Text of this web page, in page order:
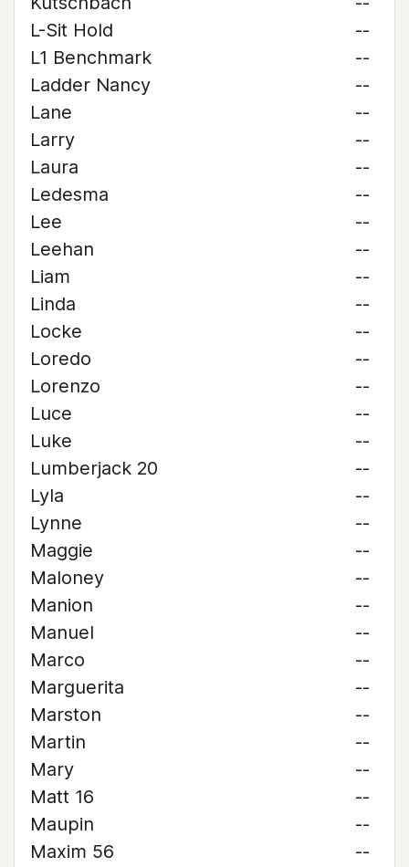
L-Sit Hold
--
L1 Benchmark
--
Ladder Nancy
--
Lane
--
Larry
--
Laura
--
Ledesma
--
Lee
--
Leehan
--
Liam
--
Linda
--
Locke
--
Loredo
--
Lorenzo
--
Luce
--
Luke
--
Lumberjack 20
--
Lyla
--
Lynne
--
Maggie
--
Maloney
--
Manion
--
Manuel
--
Marco
--
Marguerita
--
Marston
--
Martin
--
Mary
--
Matt 16
--
Maupin
--
Maxim 56
--